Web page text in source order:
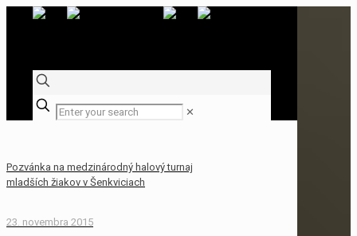
✕
Pozvánka na medzinárodný halový turnaj
mladších žiakov v Šenkviciach
23. novembra 2015